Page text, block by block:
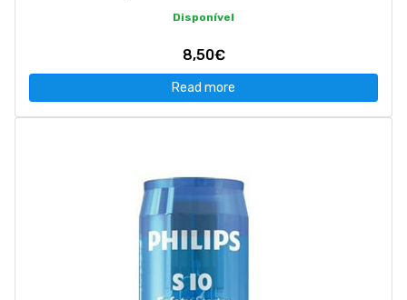
Disponível
8,50€
Read more